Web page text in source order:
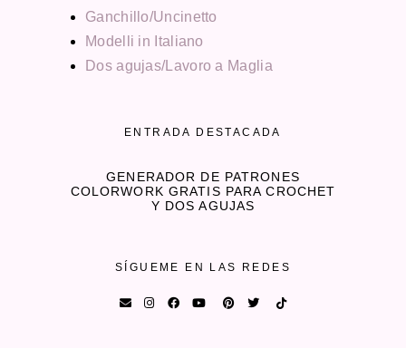
Ganchillo/Uncinetto
Modelli in Italiano
Dos agujas/Lavoro a Maglia
ENTRADA DESTACADA
GENERADOR DE PATRONES
COLORWORK GRATIS PARA CROCHET
Y DOS AGUJAS
SÍGUEME EN LAS REDES